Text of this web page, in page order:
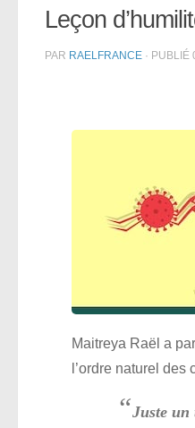
Leçon
PAR RAELFRANCE · PUBLIÉ
Maitreya Raël a
l’ordre naturel des
“Juste un